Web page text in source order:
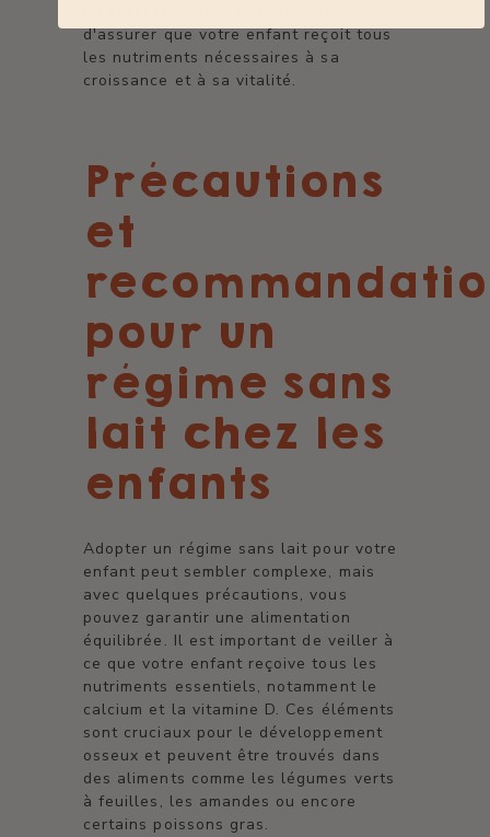
d'assurer que votre enfant reçoit tous
les nutriments nécessaires à sa
croissance et à sa vitalité.
Précautions
et
pour un
régime sans
lait chez les
enfants
Adopter un régime sans lait pour votre
enfant peut sembler complexe, mais
avec quelques précautions, vous
pouvez garantir une alimentation
équilibrée. Il est important de veiller à
ce que votre enfant reçoive tous les
nutriments essentiels, notamment le
calcium et la vitamine D. Ces éléments
sont cruciaux pour le développement
osseux et peuvent être trouvés dans
des aliments comme les légumes verts
à feuilles, les amandes ou encore
certains poissons gras.